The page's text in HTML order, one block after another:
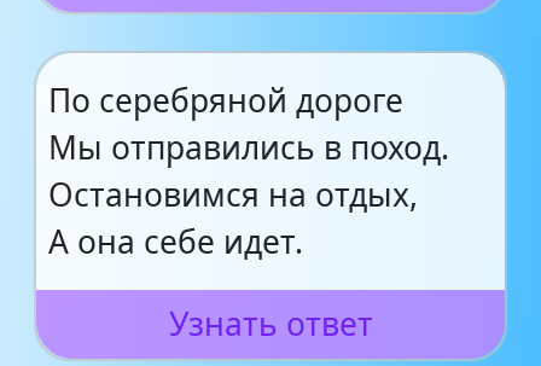
По серебряной дороге
Мы отправились в поход.
Остановимся на отдых,
А она себе идет.
Узнать ответ